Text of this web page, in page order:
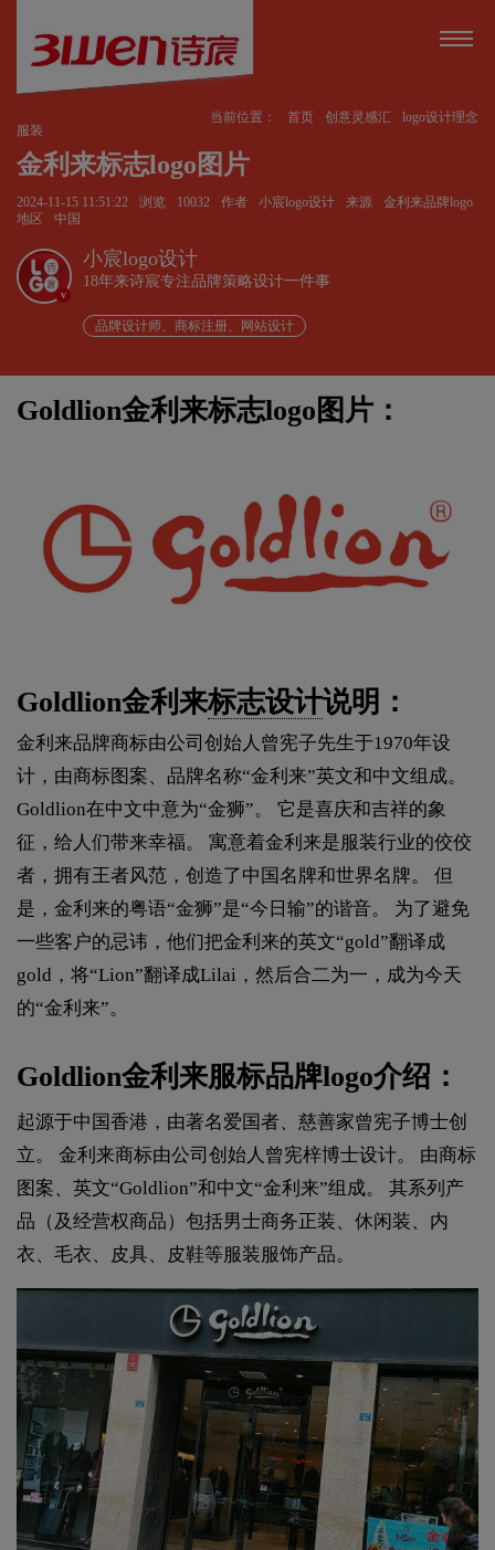
当前位置： 首页 创意灵感汇
logo设计理念
服装
金利来标志logo图片
2024-11-15 11:51:22 浏览 10032 作者 小宸logo设计 来源
金利来品牌logo
地区
中国
v
小宸logo设计
18年来诗宸专注品牌策略设计一件事
品牌设计师、商标注册、网站设计
Goldlion金利来标志logo图片：
Goldlion金利来标志设计说明：
金利来品牌商标由公司创始人曾宪子先生于1970年设
计，由商标图案、品牌名称“金利来”英文和中文组成。
Goldlion在中文中意为“金狮”。 它是喜庆和吉祥的象
征，给人们带来幸福。 寓意着金利来是服装行业的佼佼
者，拥有王者风范，创造了中国名牌和世界名牌。 但
是，金利来的粤语“金狮”是“今日输”的谐音。 为了避免
一些客户的忌讳，他们把金利来的英文“gold”翻译成
gold，将“Lion”翻译成Lilai，然后合二为一，成为今天
的“金利来”。
Goldlion金利来服标品牌logo介绍：
起源于中国香港，由著名爱国者、慈善家曾宪子博士创
立。 金利来商标由公司创始人曾宪梓博士设计。 由商标
图案、英文“Goldlion”和中文“金利来”组成。 其系列产
品（及经营权商品）包括男士商务正装、休闲装、内
衣、毛衣、皮具、皮鞋等服装服饰产品。